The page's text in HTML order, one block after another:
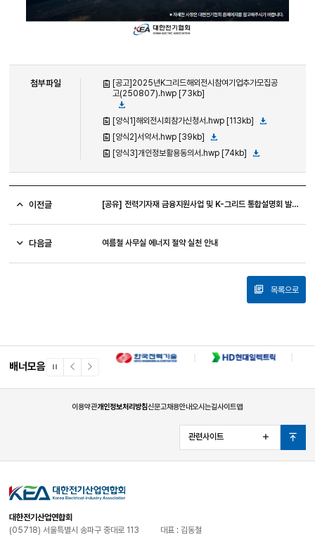
첨부파일
[공고]2025년K그리드해외전시참여기업추가모집공
고(250807).hwp [73kb]
[양식1]해외전시회참가신청서.hwp [113kb]
[양식2]서약서.hwp [39kb]
[양식3]개인정보활용동의서.hwp [74kb]
이전글 [공유] 전력기자재 금융지원사업 및 K-그리드 통합설명회 발표자료
다음글 여름철 사무실 에너지 절약 실천 안내
목록으로
배너모음
일
이
너
다
너
이용약관개인정보처리방침신문고채용안내오시는길사이트맵
관련사이트
열
기
맨
위
로
대한전기산업연합회
(05718) 서울특별시 송파구 중대로 113
대표 : 김동철